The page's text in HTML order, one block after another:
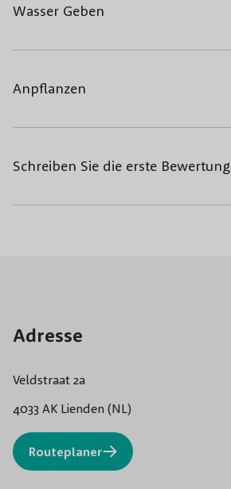
Wasser Geben
Anpflanzen
Schreiben Sie die erste Bewertung
Adresse
Veldstraat 2a
4033 AK Lienden (NL)
Routeplaner